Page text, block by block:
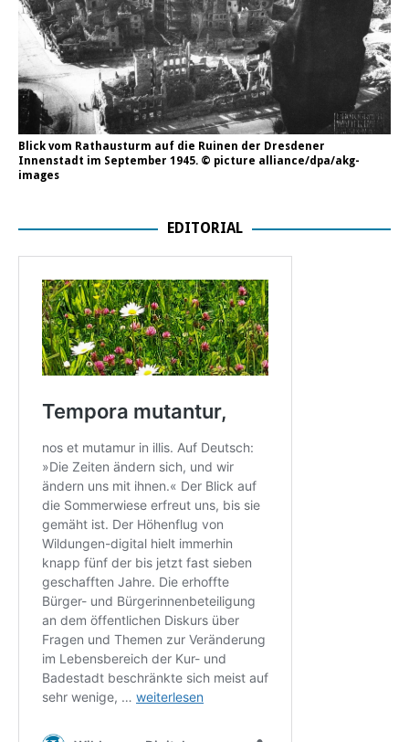
Blick vom Rathausturm auf die Ruinen der Dresdener
Innenstadt im September 1945. © picture alliance/dpa/akg-
images
EDITORIAL